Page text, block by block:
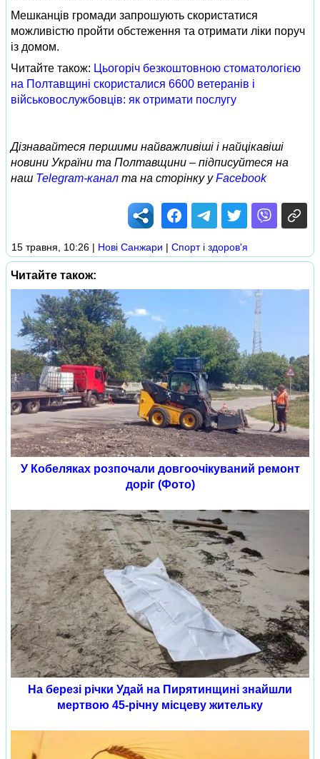
Мешканців громади запрошують скористатися
можливістю пройти обстеження та отримати ліки поруч
із домом.
Читайте також: Цьогоріч безкоштовною стоматологією
на Полтавщині скористалися 6600 ветеранів і
військовослужбовців: як отримати послугу
Дізнавайтеся першими найважливіші і найцікавіші
новини України та Полтавщини – підписуйтеся на
наш Telegram-канал та на сторінку уFacebook
15 травня, 10:26 | Нові Cанжари | Спорт і здоров'я
Читайте також:
У Кобеляках розпочали довгоочікуваний ремонт
доріг (Фото)
На березі річки Удай на Пирятинщині знайшли
мертвою 45-річну місцеву жительку